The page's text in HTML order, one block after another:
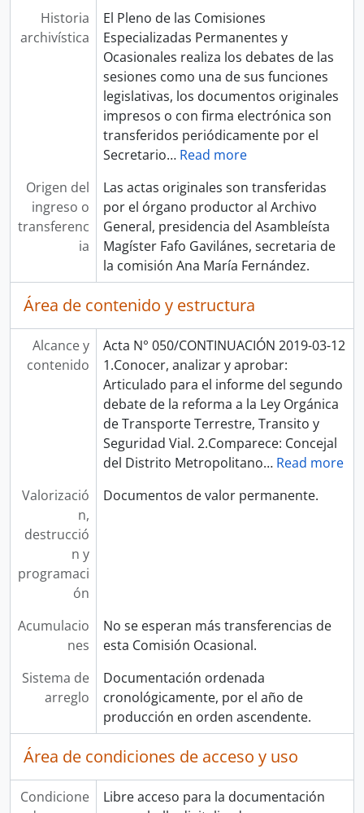
Historia
archivística
El Pleno de las Comisiones
Especializadas Permanentes y
Ocasionales realiza los debates de las
sesiones como una de sus funciones
legislativas, los documentos originales
impresos o con firma electrónica son
transferidos periódicamente por el
Secretario… Read more
Origen del
ingreso o
transferenc
ia
Las actas originales son transferidas
por el órgano productor al Archivo
General, presidencia del Asambleísta
Magíster Fafo Gavilánes, secretaria de
la comisión Ana María Fernández.
Área de contenido y estructura
Alcance y
contenido
Acta N° 050/CONTINUACIÓN 2019-03-12
1.Conocer, analizar y aprobar:
Articulado para el informe del segundo
debate de la reforma a la Ley Orgánica
de Transporte Terrestre, Transito y
Seguridad Vial. 2.Comparece: Concejal
del Distrito Metropolitano… Read more
Valorizació
n,
destrucció
n y
programaci
ón
Documentos de valor permanente.
Acumulacio
nes
No se esperan más transferencias de
esta Comisión Ocasional.
Sistema de
arreglo
Documentación ordenada
cronológicamente, por el año de
producción en orden ascendente.
Área de condiciones de acceso y uso
Condicione
Libre acceso para la documentación